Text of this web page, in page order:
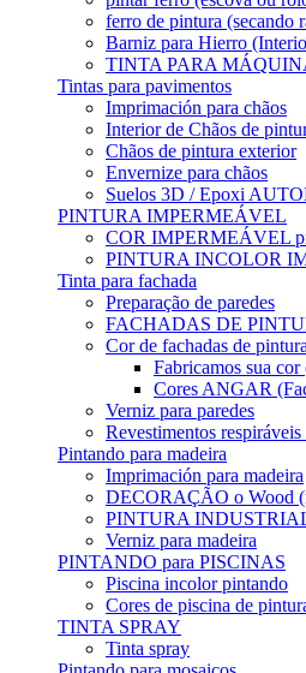
ferro de pintura (secando
Barniz para Hierro
TINTA PARA
Tintas para pavimentos
Imprimación para chãos
Interior de Chãos de
Chãos de pintura exterior
Envernize para chãos
Suelos 3D / Epoxi
PINTURA IMPERMEÁVEL
COR IMPERMEÁVEL
PINTURA INCOLOR
Tinta para fachada
Preparação de paredes
FACHADAS DE
Cor de fachadas de pintura
Fabricamos sua cor
Cores ANGAR
Verniz para paredes
Revestimentos
Pintando para madeira
Imprimación para madeira
DECORAÇÃO o Wood
PINTURA INDUSTRIAL
Verniz para madeira
PINTANDO para PISCINAS
Piscina incolor pintando
Cores de piscina de
TINTA SPRAY
Tinta spray